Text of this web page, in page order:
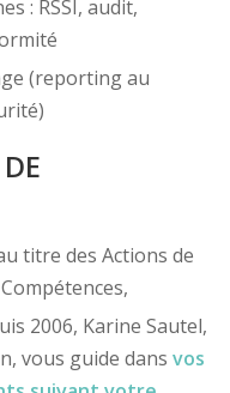
: RSSI, audit,
(reporting au
titre des Actions de
2006, Karine Sautel,
vous guide dans vos